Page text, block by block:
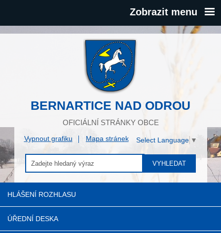
Zobrazit menu
BERNARTICE NAD ODROU
OFICIÁLNÍ STRÁNKY OBCE
Vypnout grafiku Mapa stránek Select Language ▼
VYHLEDAT
HLÁŠENÍ ROZHLASU
ÚŘEDNÍ DESKA